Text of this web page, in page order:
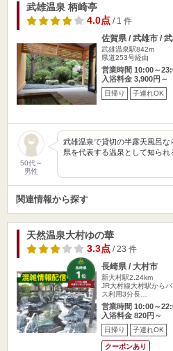
武雄温泉 柄崎亭
4.0点/ 1 件
佐賀県 / 武雄市 /
武雄温泉駅842m
県道253号経由
営業時間 10:00～
入浴料金 3,900円～
日帰り 子連れOK
50代～
男性
武雄温泉で貸切の半露天風呂
県を代表する温泉として知ら
関連情報から探す
天然温泉大村ゆの華
3.3点/ 23 件
長崎県 / 大村市
新大村駅2.24km
JR大村線大村駅から
ス利用3分長…
営業時間 10:00～
入浴料金 820円～
日帰り 子連れOK
クーポンあり